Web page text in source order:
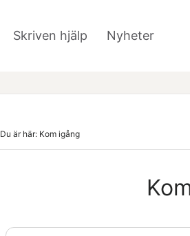
Skriven hjälp Nyheter
Du är här: Kom igång